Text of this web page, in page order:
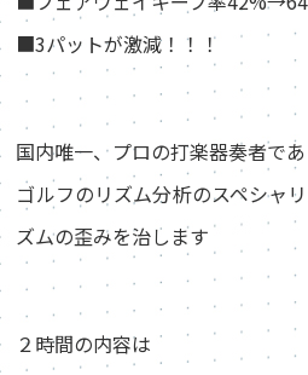
■3パットが激減！！！
国内唯一、プロの打楽器奏者であ
ゴルフのリズム分析のスペシャ
ズムの歪みを治します
２時間の内容は